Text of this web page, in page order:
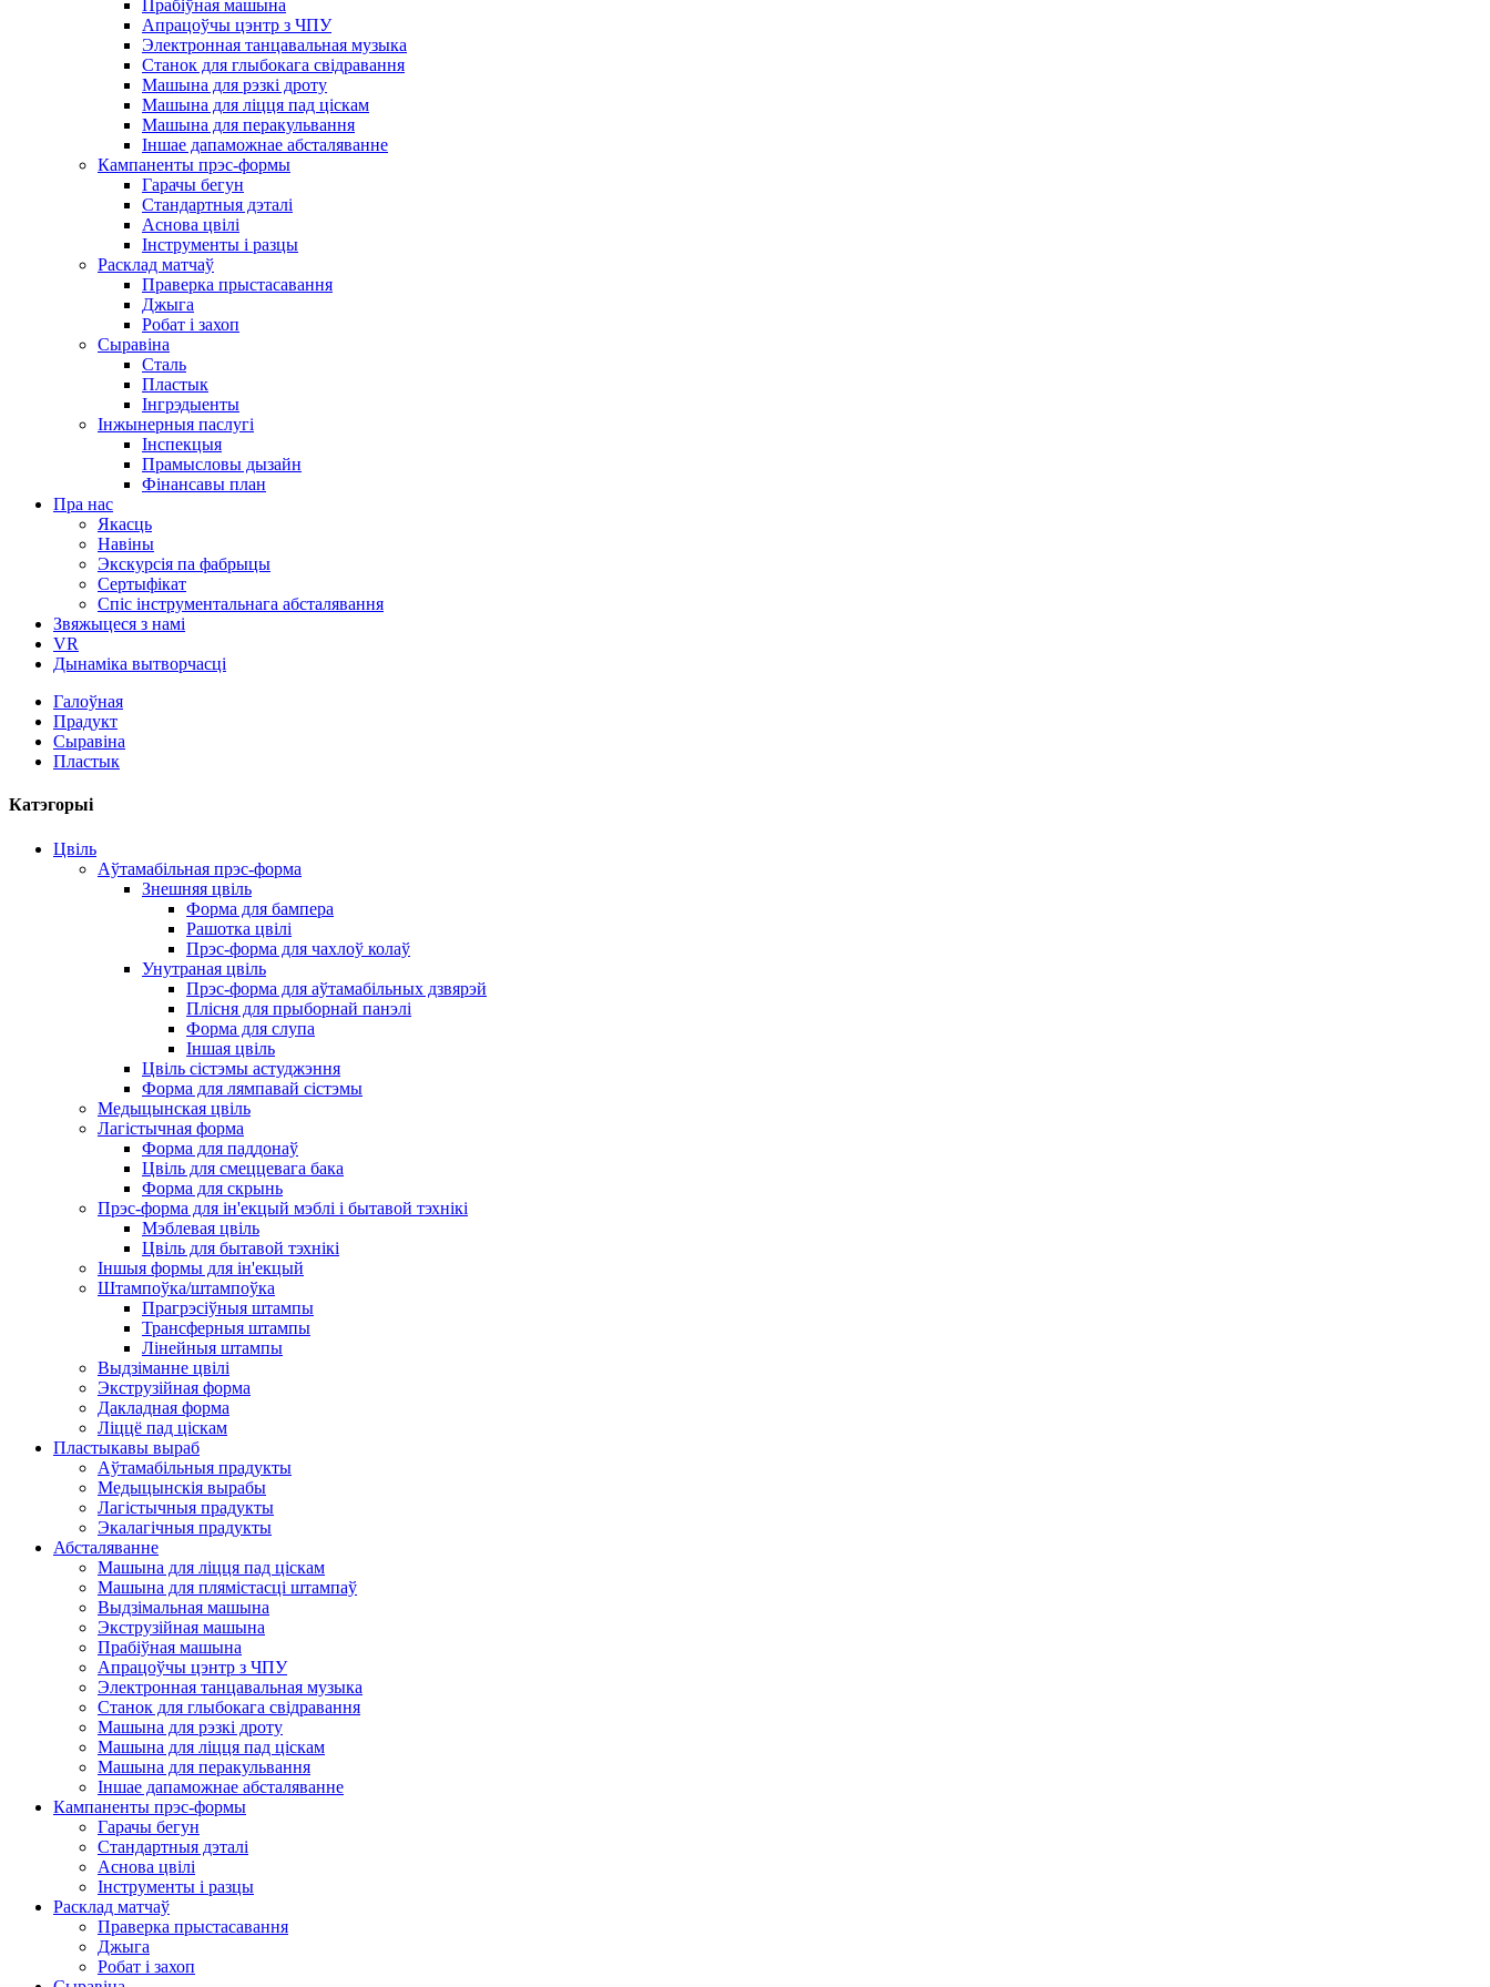
Прабіўная машына
Апрацоўчы цэнтр з ЧПУ
Электронная танцавальная музыка
Станок для глыбокага свідравання
Машына для рэзкі дроту
Машына для ліцця пад ціскам
Машына для перакульвання
Іншае дапаможнае абсталяванне
Кампаненты прэс-формы
Гарачы бегун
Стандартныя дэталі
Аснова цвілі
Інструменты і разцы
Расклад матчаў
Праверка прыстасавання
Джыга
Робат і захоп
Сыравіна
Сталь
Пластык
Інгрэдыенты
Інжынерныя паслугі
Інспекцыя
Прамысловы дызайн
Фінансавы план
Пра нас
Якасць
Навіны
Экскурсія па фабрыцы
Сертыфікат
Спіс інструментальнага абсталявання
Звяжыцеся з намі
VR
Дынаміка вытворчасці
Галоўная
Прадукт
Сыравіна
Пластык
Катэгорыі
Цвіль
Аўтамабільная прэс-форма
Знешняя цвіль
Форма для бампера
Рашотка цвілі
Прэс-форма для чахлоў колаў
Унутраная цвіль
Прэс-форма для аўтамабільных дзвярэй
Плісня для прыборнай панэлі
Форма для слупа
Іншая цвіль
Цвіль сістэмы астуджэння
Форма для лямпавай сістэмы
Медыцынская цвіль
Лагістычная форма
Форма для паддонаў
Цвіль для смеццевага бака
Форма для скрынь
Прэс-форма для ін'екцый мэблі і бытавой тэхнікі
Мэблевая цвіль
Цвіль для бытавой тэхнікі
Іншыя формы для ін'екцый
Штампоўка/штампоўка
Прагрэсіўныя штампы
Трансферныя штампы
Лінейныя штампы
Выдзіманне цвілі
Экструзійная форма
Дакладная форма
Ліццё пад ціскам
Пластыкавы выраб
Аўтамабільныя прадукты
Медыцынскія вырабы
Лагістычныя прадукты
Экалагічныя прадукты
Абсталяванне
Машына для ліцця пад ціскам
Машына для плямістасці штампаў
Выдзімальная машына
Экструзійная машына
Прабіўная машына
Апрацоўчы цэнтр з ЧПУ
Электронная танцавальная музыка
Станок для глыбокага свідравання
Машына для рэзкі дроту
Машына для ліцця пад ціскам
Машына для перакульвання
Іншае дапаможнае абсталяванне
Кампаненты прэс-формы
Гарачы бегун
Стандартныя дэталі
Аснова цвілі
Інструменты і разцы
Расклад матчаў
Праверка прыстасавання
Джыга
Робат і захоп